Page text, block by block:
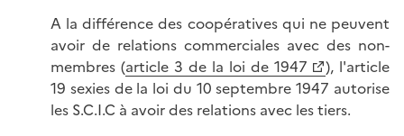
A la différence des coopératives qui ne peuvent
avoir de relations commerciales avec des non-
membres (article 3 de la loi de 1947
), l'article
19 sexies de la loi du 10 septembre 1947 autorise
les S.C.I.C à avoir des relations avec les tiers.